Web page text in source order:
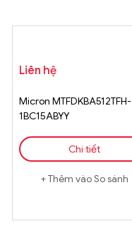
Liên hệ
Micron MTFDKBA512TFH-
1BC15ABYY
Chi tiết
Thêm vào So sánh